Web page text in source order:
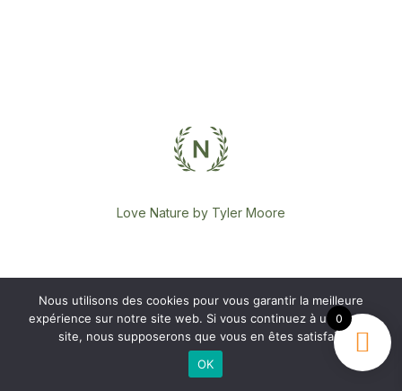
Love Nature by Tyler Moore
0
Nous utilisons des cookies pour vous garantir la meilleure
expérience sur notre site web. Si vous continuez à utiliser ce
site, nous supposerons que vous en êtes satisfait.
OK